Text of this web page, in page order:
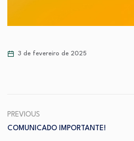
3 de fevereiro de 2025
PREVIOUS
COMUNICADO IMPORTANTE!